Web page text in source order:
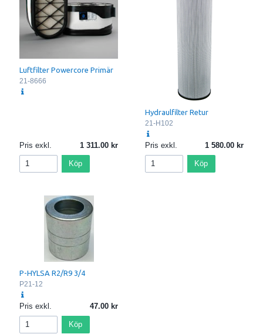
Luftfilter Powercore Primär
21-8666
Pris exkl. 1 311.00
Köp
Hydraulfilter Retur
21-H102
Pris exkl. 1 580.00
Köp
P-HYLSA R2/R9 3/4
P21-12
Pris exkl. 47.00
Köp